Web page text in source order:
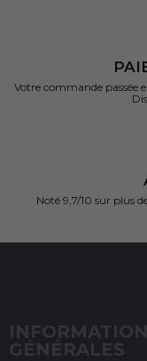
Votre commande passée
Noté 9,7/10 sur plus
GÉNÉRALES